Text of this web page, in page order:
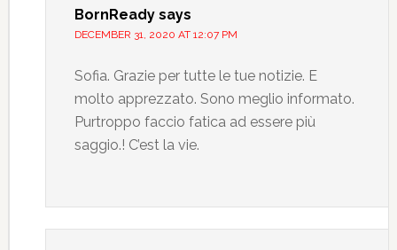
BornReady says
DECEMBER 31, 2020 AT 12:07 PM
Sofia. Grazie per tutte le tue notizie. E
molto apprezzato. Sono meglio informato.
Purtroppo faccio fatica ad essere più
saggio.! C’est la vie.